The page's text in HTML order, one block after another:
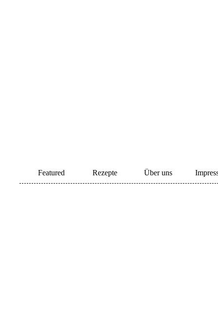
Featured Rezepte Über uns